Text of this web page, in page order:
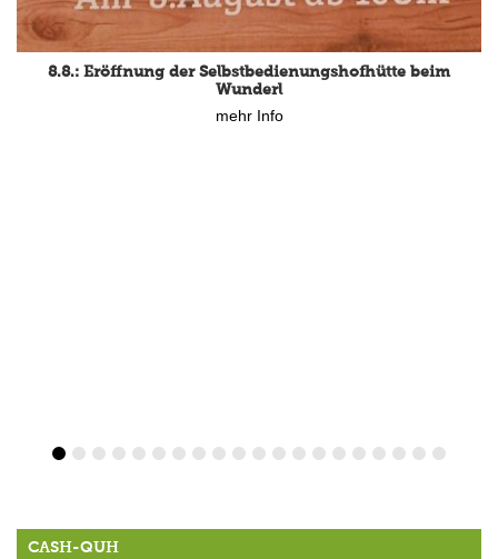
8.8.: Eröffnung der Selbstbedienungshofhütte beim
Wunderl
mehr Info
CASH-QUH